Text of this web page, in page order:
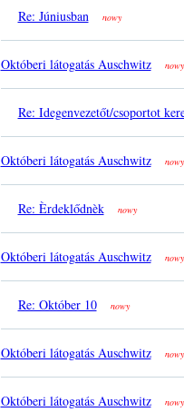
Re: Júniusban nowy
Októberi látogatás Auschwitz nowy
Re: Idegenvezetőt/csoportot
Októberi látogatás Auschwitz nowy
Re: Èrdeklődnèk nowy
Októberi látogatás Auschwitz nowy
Re: Október 10 nowy
Októberi látogatás Auschwitz nowy
Októberi látogatás Auschwitz nowy